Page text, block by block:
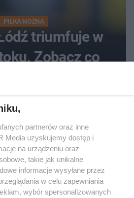
PIŁKA NOŻNA
triumfuje w
Zobacz co
o sukcesie
partnerów oraz inne
Media uzyskujemy dostęp i
na urządzeniu oraz
takie jak unikalne
informacje wysyłane przez
w celu zapewniania
wybór spersonalizowanych